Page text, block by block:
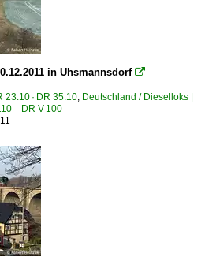
8 620
140
150, 5 150
189 ·ES 64 F4·
in Uhsmannsdorf 
23.10 · DR 35.10, Deutschland / Dieselloks |
DR V 100